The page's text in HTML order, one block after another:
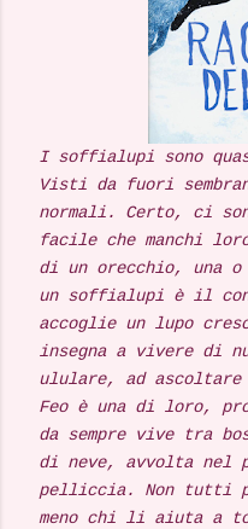
I soffialupi sono
Visti da fuori
normali. Certo, ci
facile che manchi
di un orecchio, una
un soffialupi è il
accoglie un lupo
insegna a vivere di
ululare, ad
Feo è una di loro,
da sempre vive tra
di neve, avvolta nel
pelliccia. Non tutti
meno chi li aiuta a